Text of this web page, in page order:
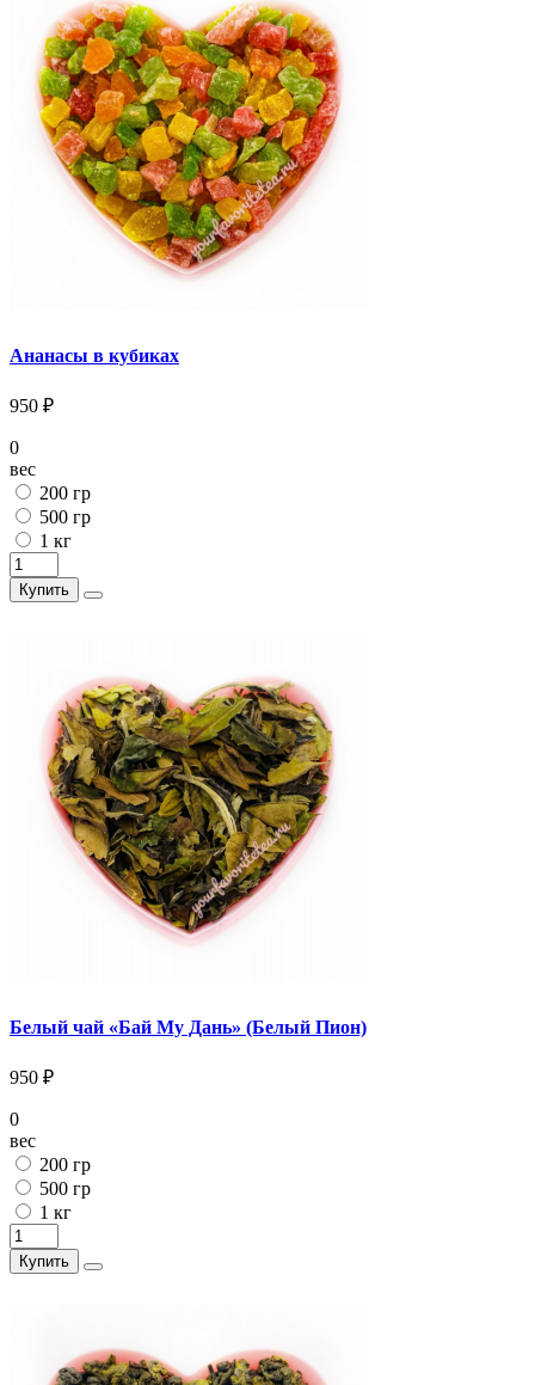
Ананасы в кубиках
950 ₽
0
вес
200 гр
500 гр
1 кг
Купить
Белый чай «Бай Му Дань» (Белый Пион)
950 ₽
0
вес
200 гр
500 гр
1 кг
Купить